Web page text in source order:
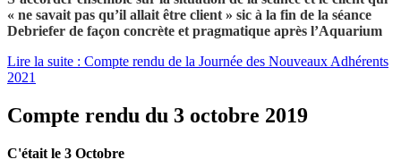
« ne savait pas qu’il allait être client » sic à la fin de la séance
Debriefer de façon concrète et pragmatique après l’Aquarium
Lire la suite : Compte rendu de la Journée des Nouveaux Adhérents
2021
Compte rendu du 3 octobre 2019
C'était le 3 Octobre